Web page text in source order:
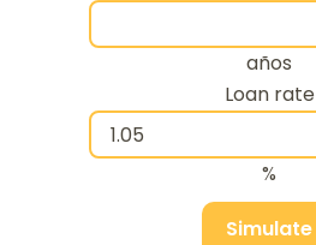
años
Loan rate
%
Simulate